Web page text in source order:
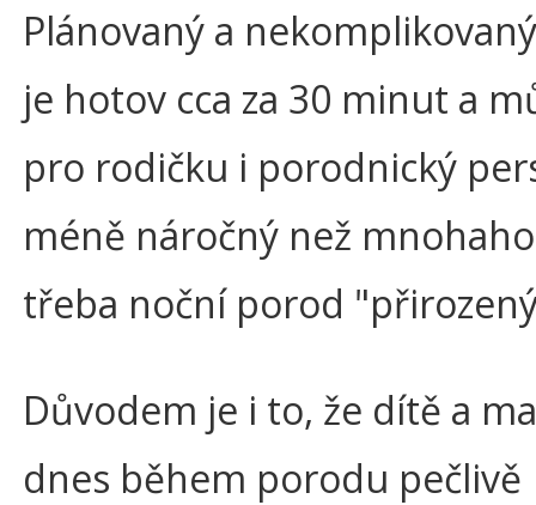
Plánovaný a
je hotov cca za 30 minut a
pro rodičku i porodnický
méně náročný než
třeba noční porod
Důvodem je i to, že dítě a
dnes během porodu pečlivě